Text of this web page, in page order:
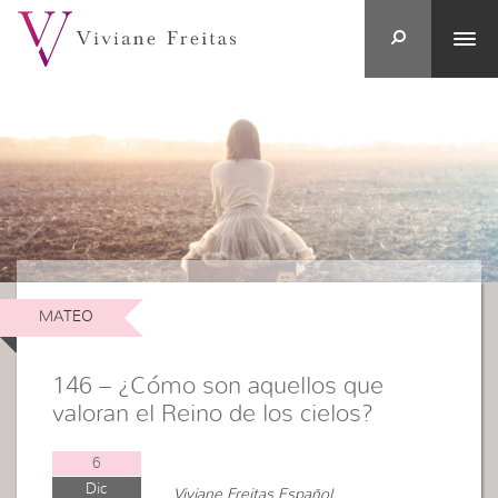
MATEO
146 – ¿Cómo son aquellos que
valoran el Reino de los cielos?
6
Dic
Viviane Freitas Español